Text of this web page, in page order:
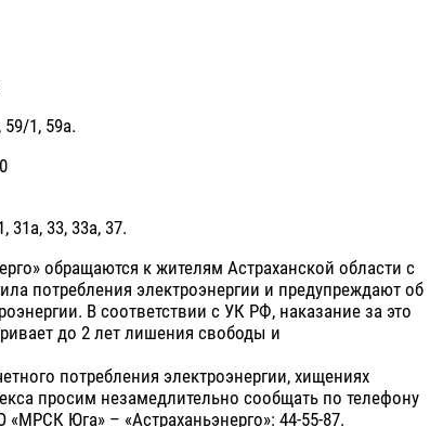
1, 59а.
31а, 33, 33а, 37.
обращаются к жителям Астраханской области с
потребления электроэнергии и предупреждают об
В соответствии с УК РФ, наказание за это
до 2 лет лишения свободы и
потребления электроэнергии, хищениях
просим незамедлительно сообщать по телефону
Юга» – «Астраханьэнерго»: 44-55-87.